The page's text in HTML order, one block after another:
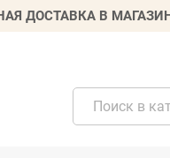
ДОСТАВКА В